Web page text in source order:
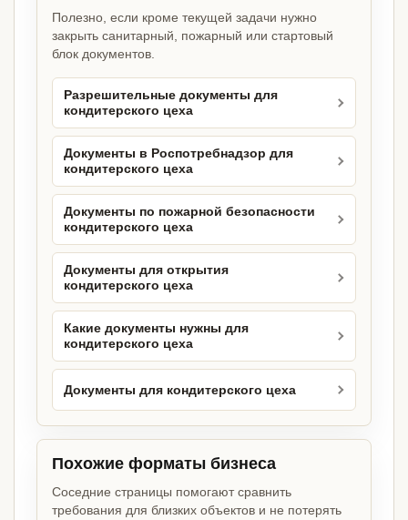
Полезно, если кроме текущей задачи нужно
закрыть санитарный, пожарный или стартовый
блок документов.
Разрешительные документы для
кондитерского цеха
Документы в Роспотребнадзор для
кондитерского цеха
Документы по пожарной безопасности
кондитерского цеха
Документы для открытия
кондитерского цеха
Какие документы нужны для
кондитерского цеха
Документы для кондитерского цеха
Похожие форматы бизнеса
Соседние страницы помогают сравнить
требования для близких объектов и не потерять